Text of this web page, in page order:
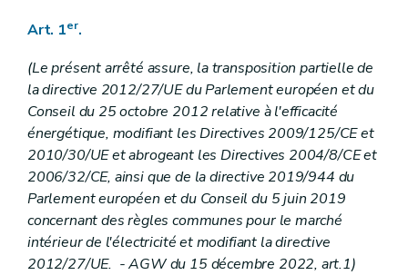
Section 3
Art.
37bis
Section 3 ter (Section 3ter. Contestation auprès du Service régional de médiation.- AGW du 15 décembre 2022, art.49)
Art. 37 ter
Section 4 Fourniture minimale garantie aux clients protégés
Sous-section première Fourniture minimale garantie et défaut récurrent de paiement
Art. 38
Art. 39
Sous-section 2 Procédure conduisant à la coupure d'électricité suite à un défaut récurrent de paiement (...-abrogé par AGW du 19/04/2018, art. 28).
Art. 40
Sous-section 3
Recouvrement de la dette relative à la fourniture minimale garantie (...-abrogé par AGW du 19/04/2018, art. 29).
Art. 41
Chapitre IV ((...)- AGW du 15 décembre 2022, art.53)
Art. 41
Art. 1er.
(Le présent arrêté assure, la transposition partielle de
la directive 2012/27/UE du Parlement européen et du
Conseil du 25 octobre 2012 relative à l'efficacité
énergétique, modifiant les Directives 2009/125/CE et
2010/30/UE et abrogeant les Directives 2004/8/CE et
2006/32/CE, ainsi que de la directive 2019/944 du
Parlement européen et du Conseil du 5 juin 2019
concernant des règles communes pour le marché
intérieur de l'électricité et modifiant la directive
2012/27/UE. - AGW du 15 décembre 2022, art.1)